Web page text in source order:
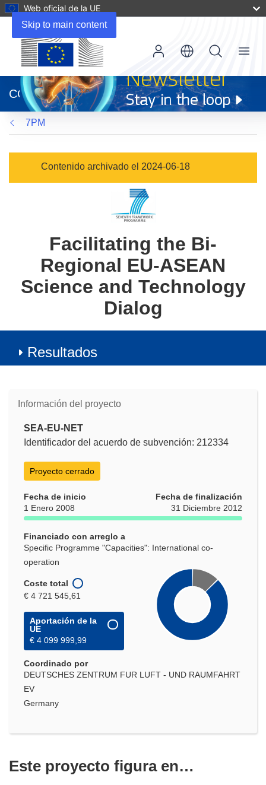
Skip to main content
Web oficial de la UE
abrirá
en
una
nueva
ventana)
CORDIS
Menu
7PM
Contenido archivado el 2024-06-18
Facilitating the Bi-
Regional EU-ASEAN
Science and Technology
Dialog
Resultados
Información del proyecto
SEA-EU-NET
Identificador del acuerdo de subvención: 212334
Proyecto cerrado
Fecha de inicio
1 Enero 2008
Fecha de finalización
31 Diciembre 2012
Financiado con arreglo a
Specific Programme "Capacities": International co-
operation
Coste total
€ 4 721 545,61
Aportación de la
UE
€ 4 099 999,99
Coordinado por
DEUTSCHES ZENTRUM FUR LUFT - UND RAUMFAHRT
EV
Germany
Este proyecto figura en…